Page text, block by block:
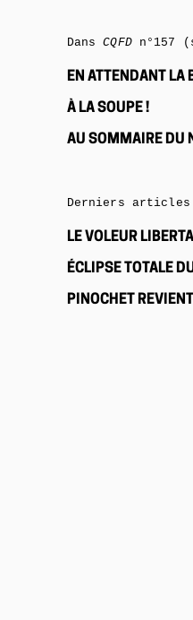
DansCQFDn°157
EN ATTENDANT LA
À LA SOUPE !
AU SOMMAIRE DU
Derniers articles
LE VOLEUR
ÉCLIPSE TOTALE
PINOCHET